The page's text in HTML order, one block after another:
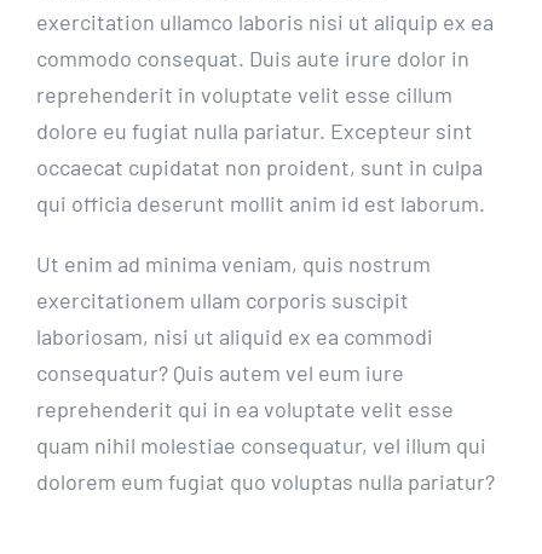
exercitation ullamco laboris nisi ut aliquip ex ea
commodo consequat. Duis aute irure dolor in
reprehenderit in voluptate velit esse cillum
dolore eu fugiat nulla pariatur. Excepteur sint
occaecat cupidatat non proident, sunt in culpa
qui officia deserunt mollit anim id est laborum.
Ut enim ad minima veniam, quis nostrum
exercitationem ullam corporis suscipit
laboriosam, nisi ut aliquid ex ea commodi
consequatur? Quis autem vel eum iure
reprehenderit qui in ea voluptate velit esse
quam nihil molestiae consequatur, vel illum qui
dolorem eum fugiat quo voluptas nulla pariatur?